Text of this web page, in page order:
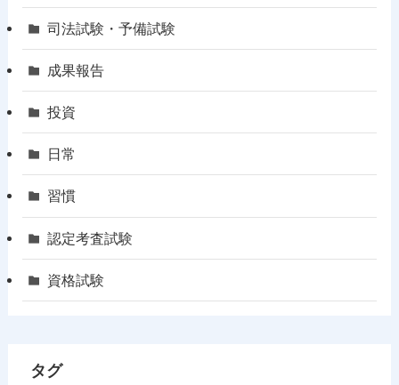
司法試験・予備試験
成果報告
投資
日常
習慣
認定考査試験
資格試験
タグ